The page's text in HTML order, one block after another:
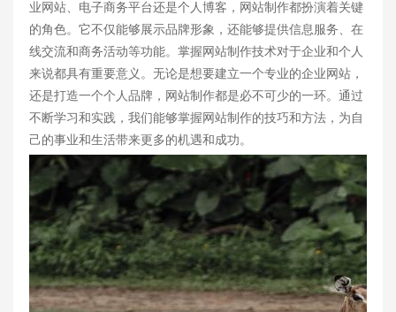
业网站、电子商务平台还是个人博客，网站制作都扮演着关键
的角色。它不仅能够展示品牌形象，还能够提供信息服务、在
线交流和商务活动等功能。掌握网站制作技术对于企业和个人
来说都具有重要意义。无论是想要建立一个专业的企业网站，
还是打造一个个人品牌，网站制作都是必不可少的一环。通过
不断学习和实践，我们能够掌握网站制作的技巧和方法，为自
己的事业和生活带来更多的机遇和成功。